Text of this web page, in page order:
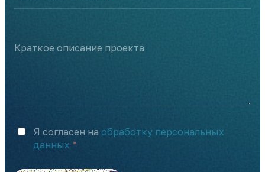
Краткое описание проекта
Я согласен на обработку персональных
данных